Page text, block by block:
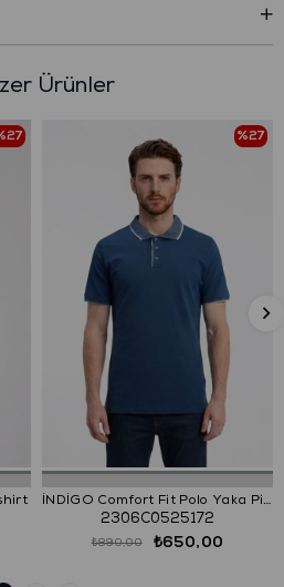
Ürünler
İNDİGO Comfort Fit Polo Yaka Pike T-Shirt
2306C0525172
₺650,00
₺890,00
%27